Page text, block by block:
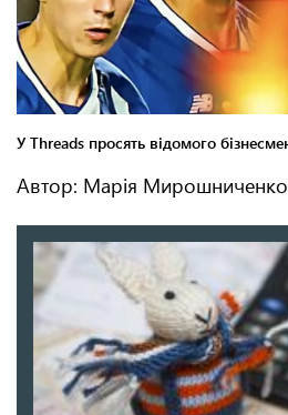
Автор: Марія Мирошниченко